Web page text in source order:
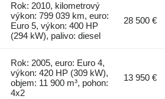
Rok: 2010, kilometrový
výkon: 799 039 km, euro:
Euro 5, výkon: 400 HP
(294 kW), palivo: diesel
28 500 €
Rok: 2005, euro: Euro 4,
výkon: 420 HP (309 kW),
objem: 11 900 m³, pohon:
4x2
13 950 €